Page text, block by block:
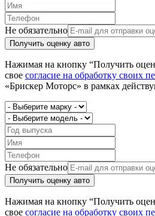
Не обязательно
Получить оценку авто
Нажимая на кнопку “Получить
свое согласие на обработку своих
«Брискер Моторс» в рамках
Не обязательно
Получить оценку авто
Нажимая на кнопку “Получить
свое согласие на обработку своих